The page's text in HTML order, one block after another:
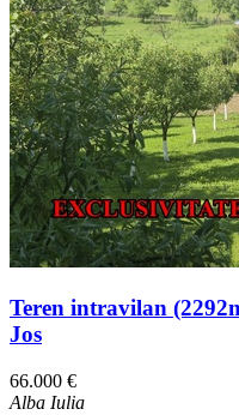
Teren intravilan
Jos
66.000 €
Alba Iulia